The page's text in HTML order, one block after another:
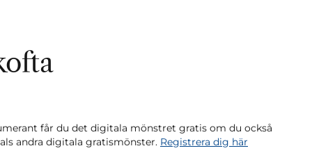
får du det digitala mönstret gratis om du också
andra digitala gratismönster. Registrera dig här